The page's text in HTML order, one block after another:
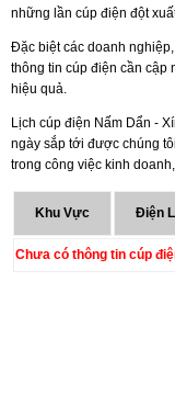
những lần cúp điện đột
Đặc biệt các doanh
thông tin cúp điện cần cập
hiệu quả.
Lịch cúp điện Nấm Dẩn -
ngày sắp tới được chúng
trong công việc kinh
Khu Vực Điện
Chưa có thông tin cúp